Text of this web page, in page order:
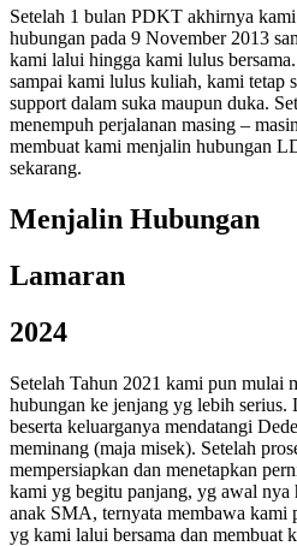
Setelah 1 bulan PDKT akhirnya
hubungan pada 9 November 2013
kami lalui hingga kami lulus
sampai kami lulus kuliah, kami tetap
support dalam suka maupun duka.
menempuh perjalanan masing –
membuat kami menjalin hubungan
sekarang.
Menjalin Hubungan
Lamaran
2024
Setelah Tahun 2021 kami pun mulai
hubungan ke jenjang yg lebih serius.
beserta keluarganya mendatangi
meminang (maja misek). Setelah
mempersiapkan dan menetapkan
kami yg begitu panjang, yg awal nya
anak SMA, ternyata membawa kami
yg kami lalui bersama dan membuat